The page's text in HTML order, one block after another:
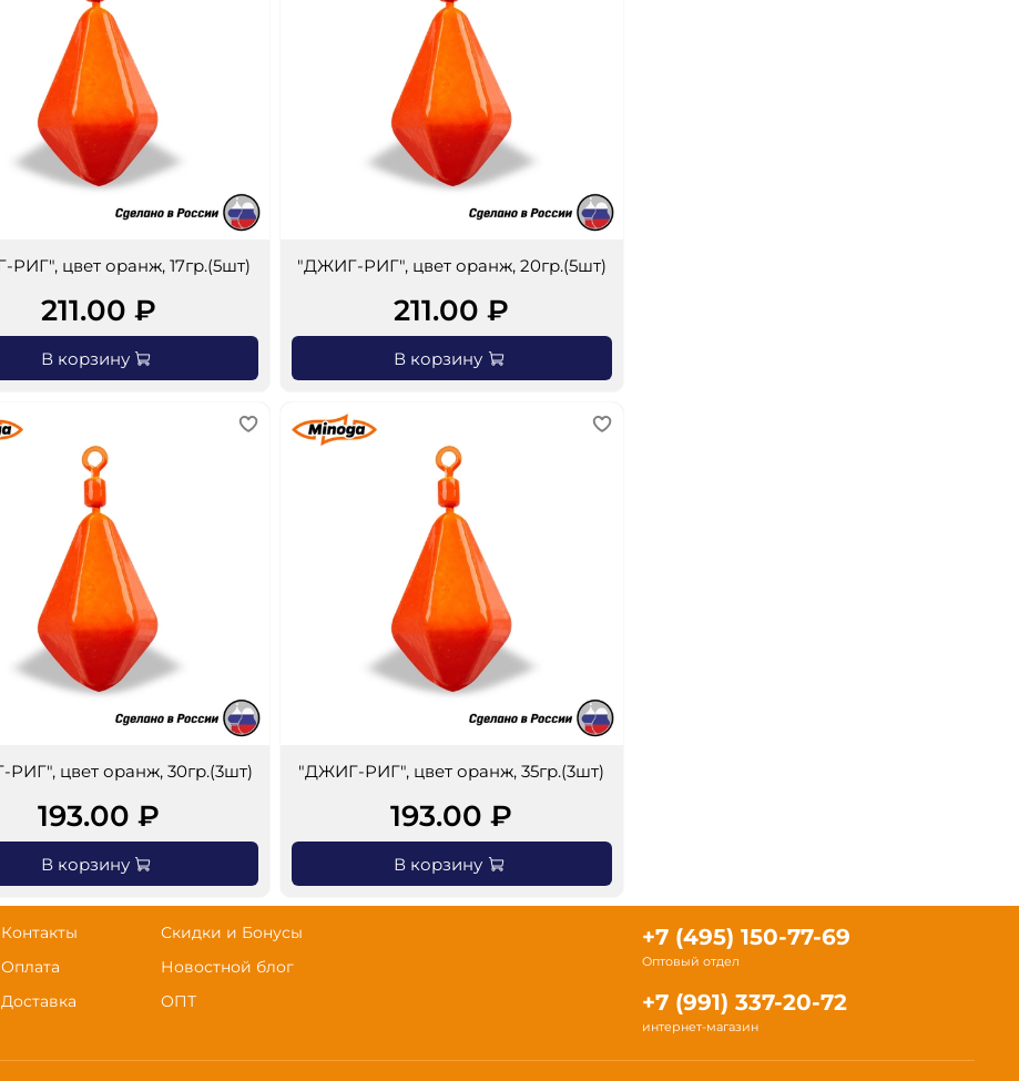
цвет оранж, 17гр.(5шт)
211.00 ₽
В корзину
"ДЖИГ-РИГ", цвет оранж, 20гр.(5шт)
211.00 ₽
В корзину
цвет оранж, 30гр.(3шт)
193.00 ₽
В корзину
"ДЖИГ-РИГ", цвет оранж, 35гр.(3шт)
193.00 ₽
В корзину
Контакты
Оплата
Доставка
Скидки и Бонусы
Новостной блог
ОПТ
+7 (495) 150-77-69
Оптовый отдел
+7 (991) 337-20-72
интернет-магазин